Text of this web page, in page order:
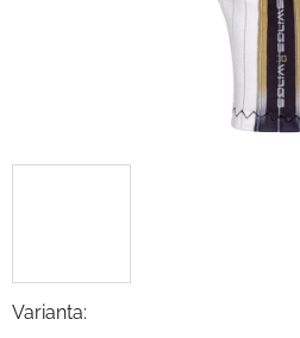
Varianta: